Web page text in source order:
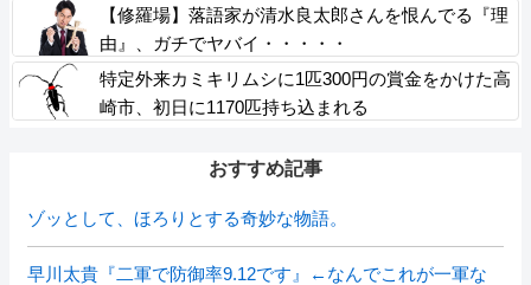
【修羅場】落語家が清水良太郎さんを恨んでる『理
由』、ガチでヤバイ・・・・・
特定外来カミキリムシに1匹300円の賞金をかけた高
崎市、初日に1170匹持ち込まれる
おすすめ記事
ゾッとして、ほろりとする奇妙な物語。
早川太貴『二軍で防御率9.12です』←なんでこれが一軍な